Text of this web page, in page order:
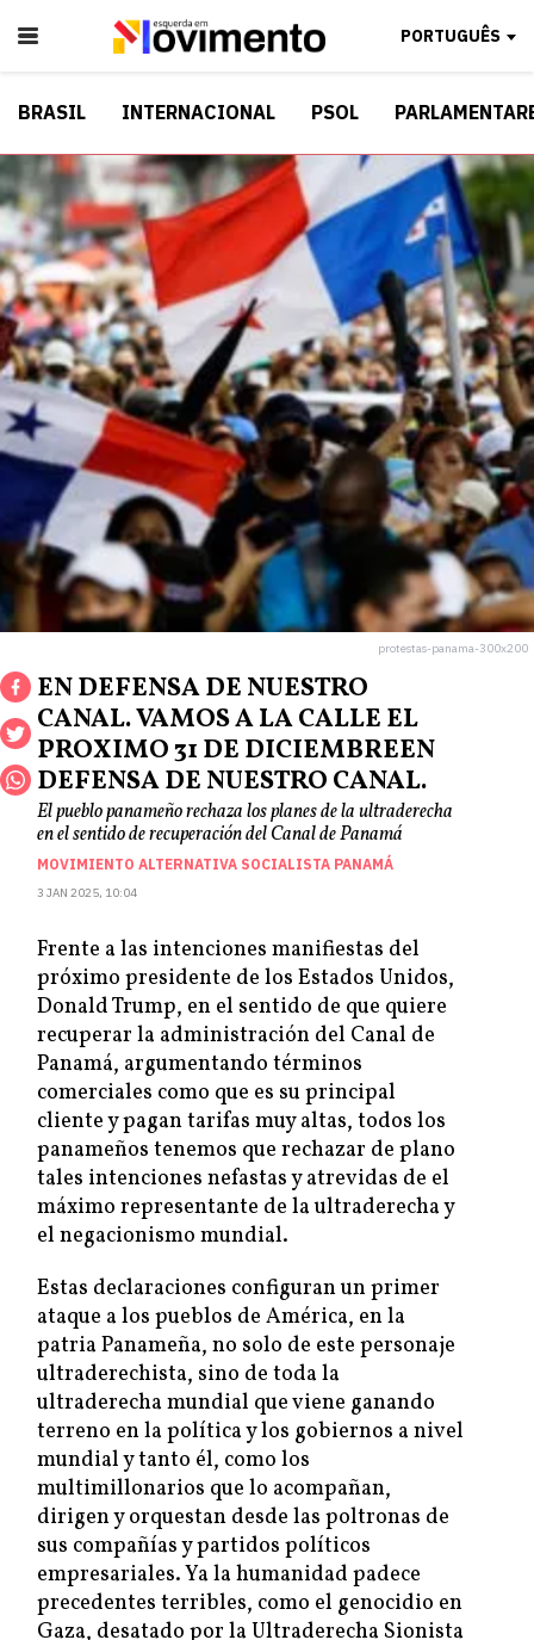
PORTUGUÊS
BRASIL INTERNACIONAL PSOL
protestas-panama-300x200
EN DEFENSA DE NUESTRO
CANAL. VAMOS A LA CALLE EL
PROXIMO 31 DE DICIEMBREEN
DEFENSA DE NUESTRO CANAL.
El pueblo panameño rechaza los planes de la ultraderecha
en el sentido de recuperación del Canal de Panamá
MOVIMIENTO ALTERNATIVA SOCIALISTA PANAMÁ
3 JAN 2025, 10:04
Frente a las intenciones manifiestas del
próximo presidente de los Estados Unidos,
Donald Trump, en el sentido de que quiere
recuperar la administración del Canal de
Panamá, argumentando términos
comerciales como que es su principal
cliente y pagan tarifas muy altas, todos los
panameños tenemos que rechazar de plano
tales intenciones nefastas y atrevidas de el
máximo representante de la ultraderecha y
el negacionismo mundial.
Estas declaraciones configuran un primer
ataque a los pueblos de América, en la
patria Panameña, no solo de este personaje
ultraderechista, sino de toda la
ultraderecha mundial que viene ganando
terreno en la política y los gobiernos a nivel
mundial y tanto él, como los
multimillonarios que lo acompañan,
dirigen y orquestan desde las poltronas de
sus compañías y partidos políticos
empresariales. Ya la humanidad padece
precedentes terribles, como el genocidio en
Gaza, desatado por la Ultraderecha Sionista